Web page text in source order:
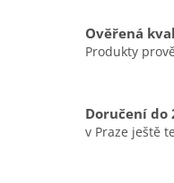
Ověřená
Produkty
Doručení do
v Praze ještě